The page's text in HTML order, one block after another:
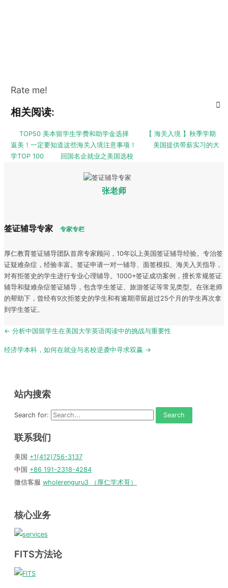
Rate me!
相关阅读:
TOP50 美本留学生学费和助学金选择
【 海关入境 】秋季学期
返美！一定要知道这些海关入境注意事项！
美国提供带薪实习的大
学TOP 100
回国名企就业之美国选校
张老师
签证辅导专家 专家专栏
厚仁教育签证辅导团队首席专家顾问，10年以上美国签证辅导经验。专治签
证疑难杂症，经验丰富。签证申请一对一辅导、面签模拟、海关入关指导，
对有拒签史的学生进行专业心理辅导。1000+签证成功案例，擅长常规签证
辅导和疑难杂症签证辅导，包含学生签证、旅游签证等常见类型。在张老师
的帮助下，曾经有9次拒签史的学生和有逾期滞留超过25个月的学生再次拿
到学生签证。
Post
← 分析中国留学生在美国大学英语阅读中的挑战与重要性
经济学本科，如何在就业与名校逆袭中寻求双赢 →
站内搜索
Search for:
联系我们
美国 +1(412)756-3137
中国 +86 191-2318-4284
微信客服 wholerenguru3 （厚仁学术哥）
核心业务
FITS方法论